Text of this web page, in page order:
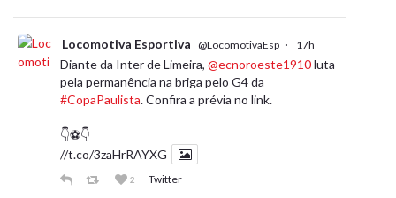
Locomotiva Esportiva @LocomotivaEsp · 17h
Diante da Inter de Limeira, @ecnoroeste1910luta
pela permanência na briga pelo G4 da
#CopaPaulista. Confira a prévia no link.
👇⚽️👇
//t.co/3zaHrRAYXG
2 Twitter